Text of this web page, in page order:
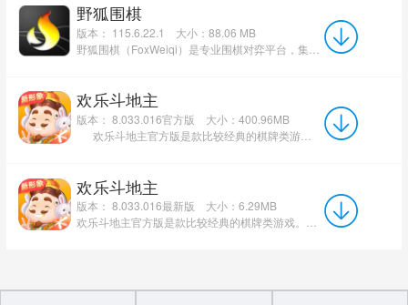
野狐围棋
版本： 115.6.22.1
大小：88.06 MB
欢乐斗地主
版本： 8.033.016官方版
大小：400.96MB
欢乐斗地主官方版是款比较经典的棋牌类游戏。欢乐斗地主中不仅包含斗地主的经典玩法、癞子玩...
欢乐斗地主
版本： 8.033.016最新版
大小：6.29MB